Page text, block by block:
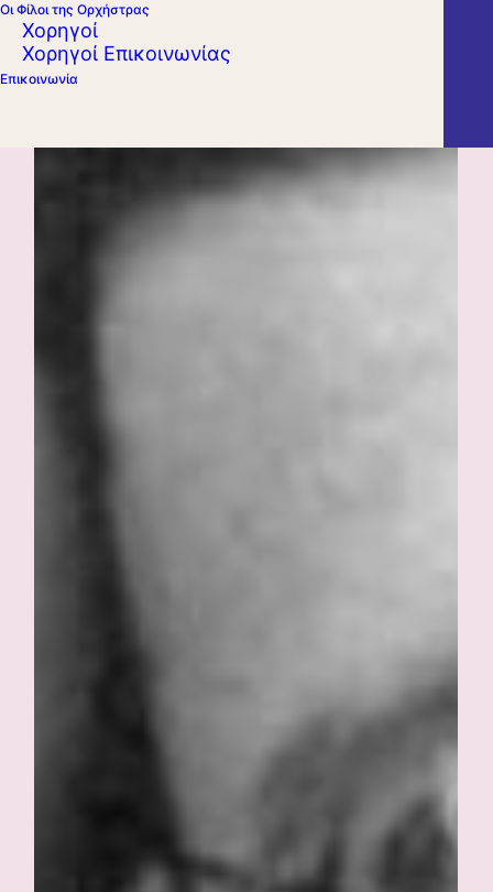
Οι Φίλοι της Ορχήστρας
Χορηγοί
Χορηγοί Επικοινωνίας
Επικοινωνία